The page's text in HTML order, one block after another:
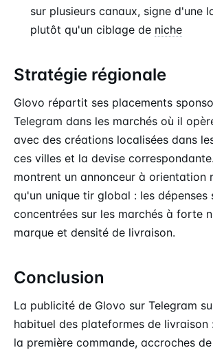
sur plusieurs canaux, signe d'une
plutôt qu'un ciblage de niche
Stratégie régionale
Glovo répartit ses placements
Telegram dans les marchés où il
avec des créations localisées dans
ces villes et la devise
montrent un annonceur à orientation
qu'un unique tir global : les dépenses
concentrées sur les marchés à forte
marque et densité de livraison.
Conclusion
La publicité de Glovo sur Telegram
habituel des plateformes de livraison
la première commande, accroches